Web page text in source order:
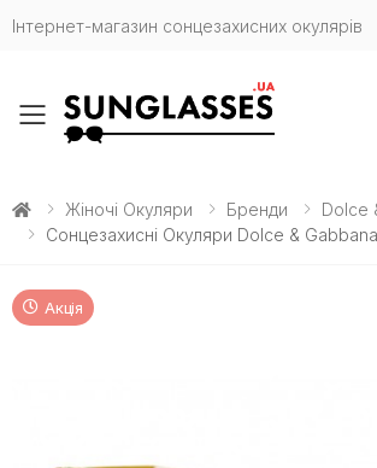
Інтернет-магазин сонцезахисних окулярів
Toggle mobile menu
Жіночі Окуляри Бренди
Dolce
Сонцезахисні Окуляри Dolce &
Акція